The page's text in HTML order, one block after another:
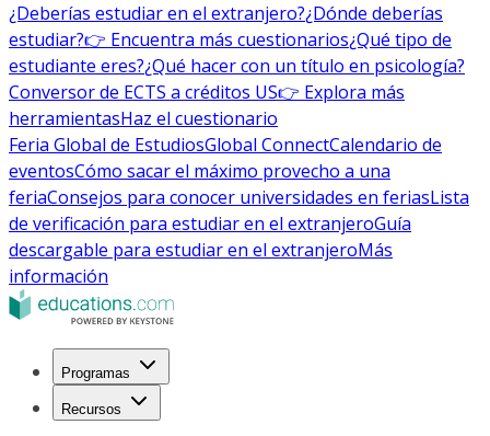
¿Deberías estudiar en el extranjero?¿Dónde deberías
estudiar?👉 Encuentra más cuestionarios¿Qué tipo de
estudiante eres?¿Qué hacer con un título en psicología?
Conversor de ECTS a créditos US👉 Explora más
herramientasHaz el cuestionario
Feria Global de EstudiosGlobal ConnectCalendario de
eventosCómo sacar el máximo provecho a una
feriaConsejos para conocer universidades en feriasLista
de verificación para estudiar en el extranjeroGuía
descargable para estudiar en el extranjeroMás
información
Programas
Recursos